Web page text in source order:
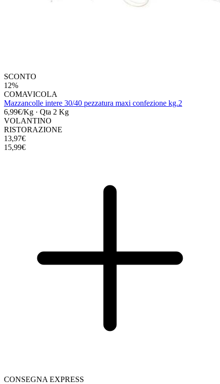
SCONTO
12%
COMAVICOLA
Mazzancolle intere 30/40 pezzatura maxi confezione kg.2
6,99€/Kg · Qta 2 Kg
VOLANTINO
RISTORAZIONE
13,97€
15,99€
CONSEGNA EXPRESS